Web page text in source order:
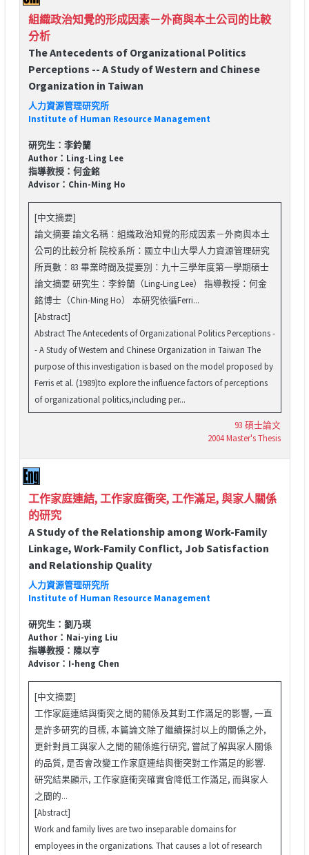
組織政治知覺的形成因素－外商與本土公司的比較
分析
The Antecedents of Organizational Politics
Perceptions -- A Study of Western and Chinese
Organization in Taiwan
人力資源管理研究所
Institute of Human Resource Management
研究生：李鈴蘭
Author：Ling-Ling Lee
指導教授：何金銘
Advisor：Chin-Ming Ho
[中文摘要]
論文摘要 論文名稱：組織政治知覺的形成因素－外商與本土
公司的比較分析 院校系所：國立中山大學人力資源管理研究
所頁數：83 畢業時間及提要別：九十三學年度第一學期碩士
論文摘要 研究生：李鈴蘭（Ling-Ling Lee） 指導教授：何金
銘博士（Chin-Ming Ho） 本研究依循Ferri...
[Abstract]
Abstract The Antecedents of Organizational Politics Perceptions -
- A Study of Western and Chinese Organization in Taiwan The
purpose of this investigation is based on the model proposed by
Ferris et al. (1989)to explore the influence factors of perceptions
of organizational politics,including per...
93 碩士論文
2004 Master's Thesis
工作家庭連結, 工作家庭衝突, 工作滿足, 與家人關係
的研究
A Study of the Relationship among Work-Family
Linkage, Work-Family Conflict, Job Satisfaction
and Relationship Quality
人力資源管理研究所
Institute of Human Resource Management
研究生：劉乃瑛
Author：Nai-ying Liu
指導教授：陳以亨
Advisor：I-heng Chen
[中文摘要]
工作家庭連結與衝突之間的關係及其對工作滿足的影響, 一直
是許多研究的目標, 本篇論文除了繼續探討以上的關係之外,
更針對員工與家人之間的關係進行研究, 嘗試了解與家人關係
的品質, 是否會改變工作家庭連結與衝突對工作滿足的影響.
研究結果顯示, 工作家庭衝突確實會降低工作滿足, 而與家人
之間的...
[Abstract]
Work and family lives are two inseparable domains for
employees in the organizations. That causes a lot of research